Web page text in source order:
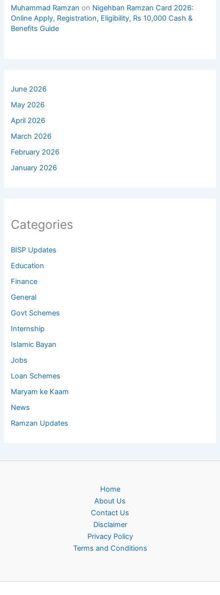
Muhammad Ramzan on Nigehban Ramzan Card 2026:
Online Apply, Registration, Eligibility, Rs 10,000 Cash &
Benefits Guide
June 2026
May 2026
April 2026
March 2026
February 2026
January 2026
Categories
BISP Updates
Education
Finance
General
Govt Schemes
Internship
Islamic Bayan
Jobs
Loan Schemes
Maryam ke Kaam
News
Ramzan Updates
Home
About Us
Contact Us
Disclaimer
Privacy Policy
Terms and Conditions